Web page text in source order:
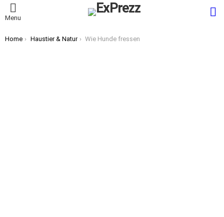
Menu
You are here:
Home Haustier & Natur Wie Hunde fressen